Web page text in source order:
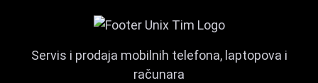
Servis i prodaja mobilnih telefona, laptopova i
računara